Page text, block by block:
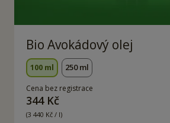
Bio Avokádový olej
100 ml 250 ml
Cena bez registrace
344 Kč
(3 440 Kč / l)